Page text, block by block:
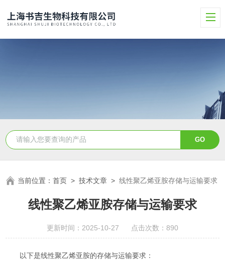
当前位置：首页 >技术文章 >线性聚乙烯亚胺存储与运输要求
线性聚乙烯亚胺存储与运输要求
更新时间：2025-10-27 点击次数：890
以下是线性聚乙烯亚胺的存储与运输要求：